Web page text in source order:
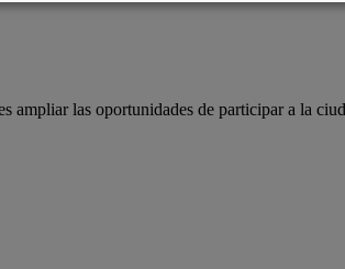
las oportunidades de participar a la